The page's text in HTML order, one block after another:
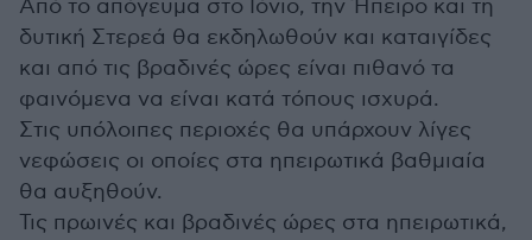
Από το απόγευμα στο Ιόνιο, την Ήπειρο και τη
δυτική Στερεά θα εκδηλωθούν και καταιγίδες
και από τις βραδινές ώρες είναι πιθανό τα
φαινόμενα να είναι κατά τόπους ισχυρά.
Στις υπόλοιπες περιοχές θα υπάρχουν λίγες
νεφώσεις οι οποίες στα ηπειρωτικά βαθμιαία
θα αυξηθούν.
Τις πρωινές και βραδινές ώρες στα ηπειρωτικά,